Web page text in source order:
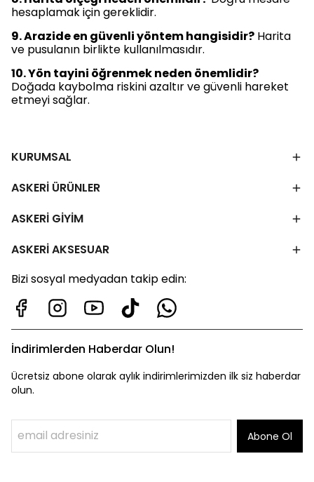
hesaplamak için gereklidir.
9. Arazide en güvenli yöntem hangisidir? Harita
ve pusulanın birlikte kullanılmasıdır.
10. Yön tayini öğrenmek neden önemlidir?
Doğada kaybolma riskini azaltır ve güvenli hareket
etmeyi sağlar.
KURUMSAL
ASKERİ ÜRÜNLER
ASKERİ GİYİM
ASKERİ AKSESUAR
Bizi sosyal medyadan takip edin:
İndirimlerden Haberdar Olun!
Ücretsiz abone olarak aylık indirimlerimizden ilk siz haberdar
olun.
Abone Ol